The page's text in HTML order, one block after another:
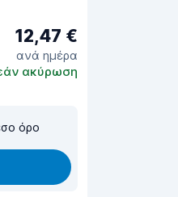
12,47 €
ανά ημέρα
ακύρωση
όρο